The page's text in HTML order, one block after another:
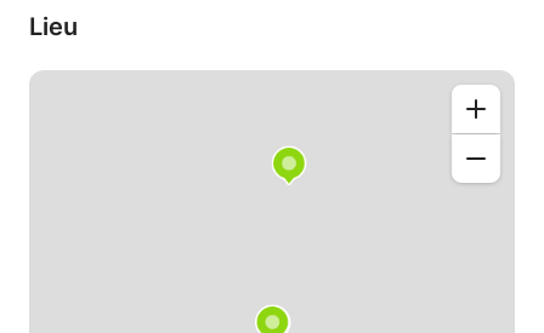
bien à vous
Imen
Lieu